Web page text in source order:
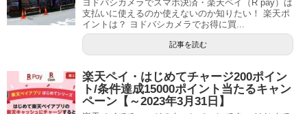
ヨドバシカメラでスマホ決済・楽天ペイ（R pay）は
支払いに使えるのか使えないのか知りたい！ 楽天ポ
イントは？ ヨドバシカメラでお得に買...
記事を読む
楽天ペイ・はじめてチャージ200ポイン
ト/条件達成15000ポイント当たるキャン
ペーン【～2023年3月31日】